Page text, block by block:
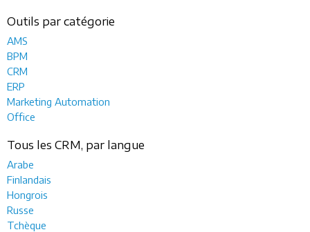
Outils par catégorie
AMS
BPM
CRM
ERP
Marketing Automation
Office
Tous les CRM, par langue
Arabe
Finlandais
Hongrois
Russe
Tchèque